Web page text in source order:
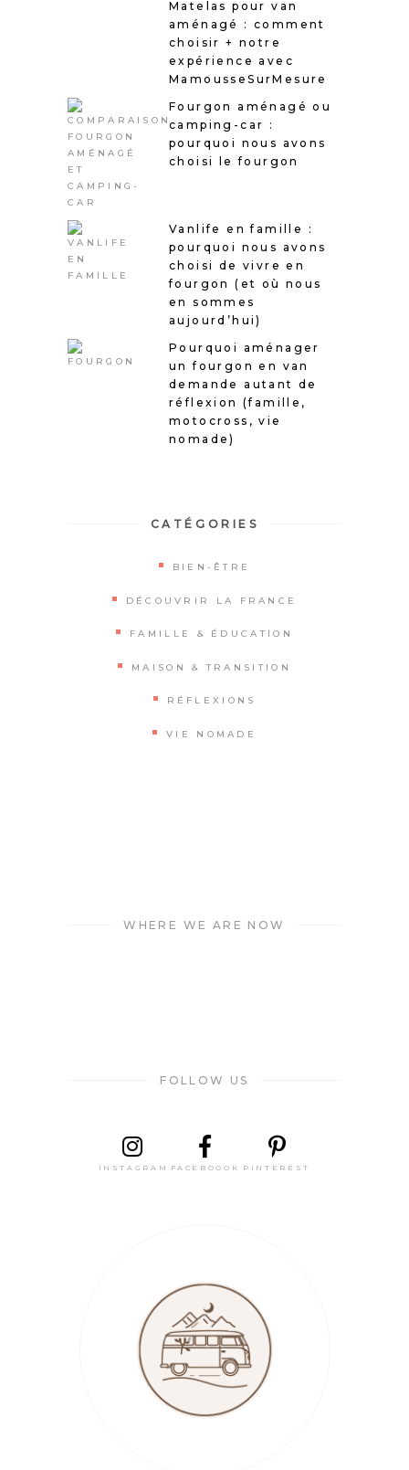
Matelas pour van
aménagé : comment
choisir + notre
expérience avec
MamousseSurMesure
Fourgon aménagé ou
camping-car :
pourquoi nous avons
choisi le fourgon
Vanlife en famille :
pourquoi nous avons
choisi de vivre en
fourgon (et où nous
en sommes
aujourd’hui)
Pourquoi aménager
un fourgon en van
demande autant de
réflexion (famille,
motocross, vie
nomade)
CATÉGORIES
BIEN-ÊTRE
DÉCOUVRIR LA FRANCE
FAMILLE & ÉDUCATION
MAISON & TRANSITION
RÉFLEXIONS
VIE NOMADE
WHERE WE ARE NOW
FOLLOW US
INSTAGRAM FACEBOOOK PINTEREST